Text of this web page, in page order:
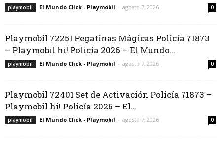
playmobil El Mundo Click - Playmobil - agosto 7, 2026 0
Playmobil 72251 Pegatinas Mágicas Policía 71873
– Playmobil hi! Policía 2026 – El Mundo...
playmobil El Mundo Click - Playmobil - agosto 7, 2026 0
Playmobil 72401 Set de Activación Policía 71873 –
Playmobil hi! Policía 2026 – El...
playmobil El Mundo Click - Playmobil - agosto 7, 2026 0